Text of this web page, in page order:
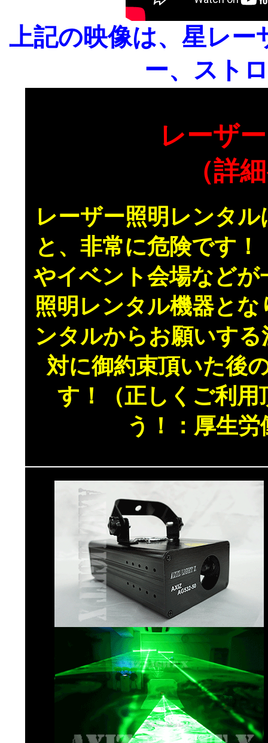
上記の映像は、星レー
ー、スト
レーザ
（詳
レーザー照明レンタ
と、非常に危険です
やイベント会場など
照明レンタル機器と
ンタルからお願いす
対に御約束頂いた後
す！（正しくご利
う！：厚生